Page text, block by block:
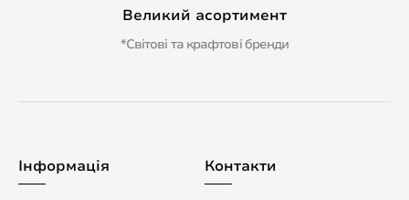
Великий асортимент
*Світові та крафтові бренди
Інформація Контакти